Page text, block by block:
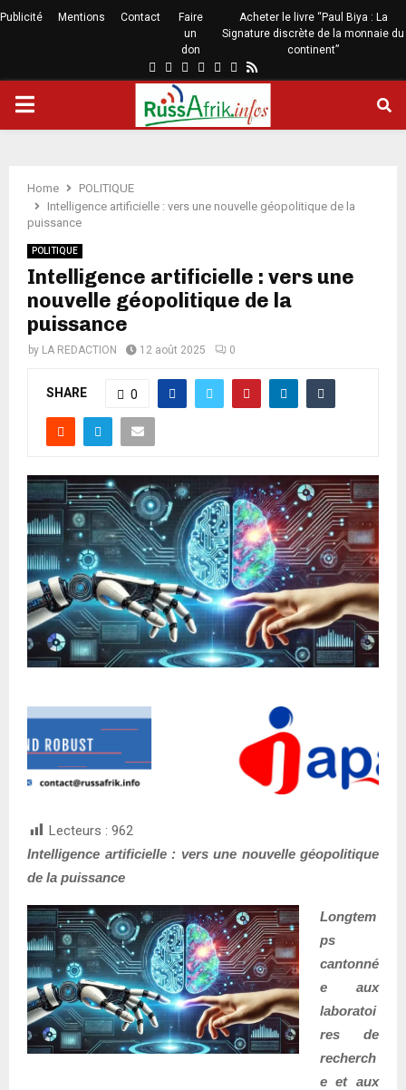
Publicité Mentions Contact
Faire
un
don
Acheter le livre “Paul Biya : La
Signature discrète de la monnaie du
continent”
Home
POLITIQUE
Intelligence artificielle : vers une nouvelle géopolitique de la
puissance
POLITIQUE
Intelligence artificielle : vers une
nouvelle géopolitique de la
puissance
by LA REDACTION 12 août 2025 0
SHARE 0
Lecteurs : 962
Intelligence artificielle : vers une nouvelle géopolitique
de la puissance
Longtem
ps
cantonné
e aux
laboratoi
res de
recherch
e et aux